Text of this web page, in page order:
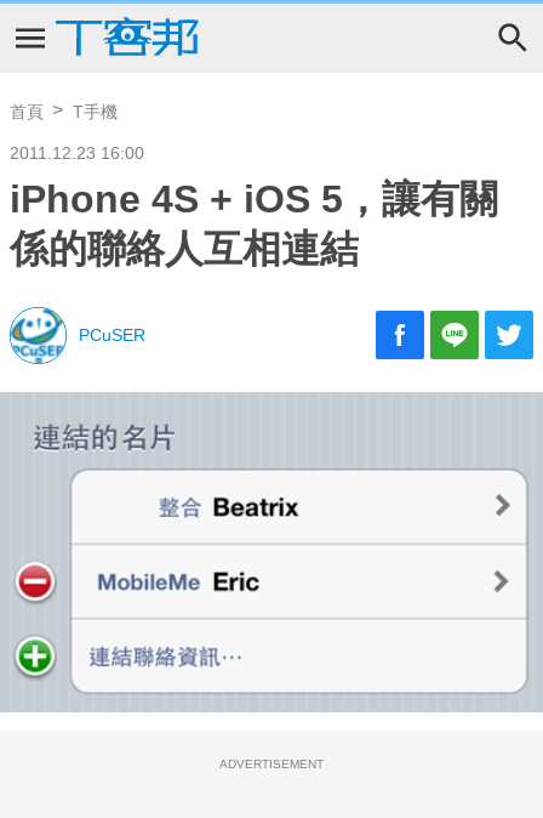
首頁 T手機
2011.12.23 16:00
iPhone 4S + iOS 5，讓有關
係的聯絡人互相連結
PCuSER
ADVERTISEMENT